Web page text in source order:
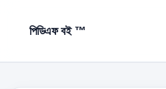
পিডিএফ বই ™